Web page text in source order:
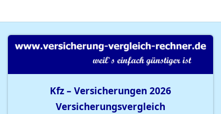
Kfz – Versicherungen 2026
Versicherungsvergleich